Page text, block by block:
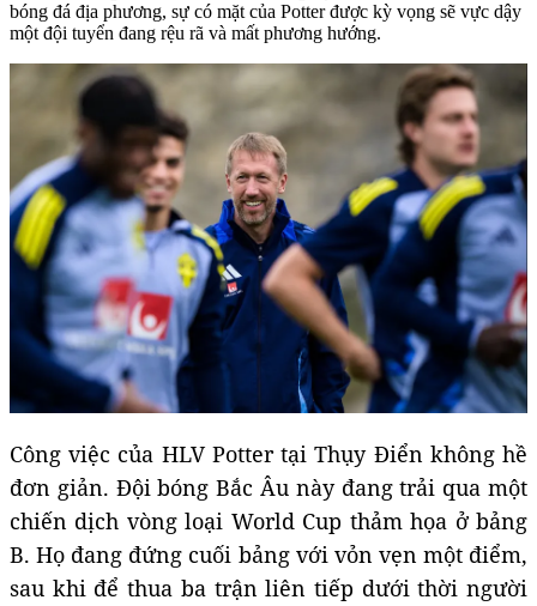
bóng đá địa phương, sự có mặt của Potter được kỳ vọng sẽ vực dậy
một đội tuyển đang rệu rã và mất phương hướng.
Công việc của HLV Potter tại Thụy Điển không hề
đơn giản. Đội bóng Bắc Âu này đang trải qua một
chiến dịch vòng loại World Cup thảm họa ở bảng
B. Họ đang đứng cuối bảng với vỏn vẹn một điểm,
sau khi để thua ba trận liên tiếp dưới thời người